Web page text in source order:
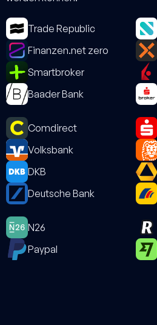
Trade Republic
Finanzen.net zero
Smartbroker
Baader Bank
Comdirect
Volksbank
DKB
Deutsche Bank
N26
Paypal